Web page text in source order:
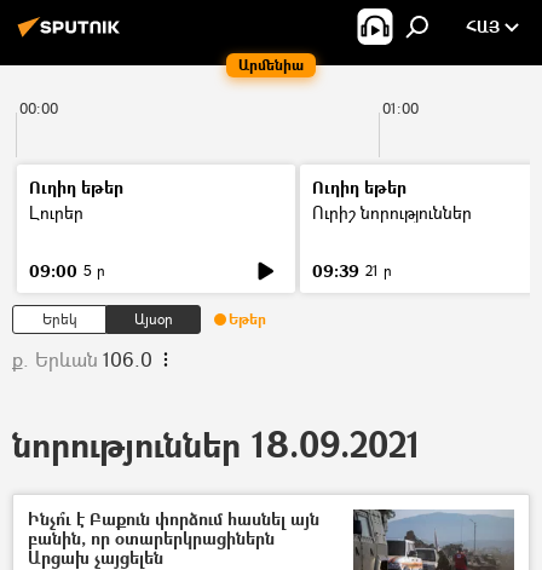
Արմենիա
ՀԱՅ
00:00 01:00
Ուղիղ եթեր
Լուրեր
09:00 5 ր
Ուղիղ եթեր
Ուրիշ նորություններ
09:39 21 ր
Երեկ Այսօր Եթեր
ք. Երևան 106.0
նորություններ 18.09.2021
Ինչո՞ւ է Բաքուն փորձում հասնել այն
բանին, որ օտարերկրացիներն
Արցախ չայցելեն